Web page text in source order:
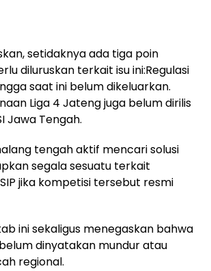
setidaknya ada tiga poin
diluruskan terkait isu ini:Regulasi
saat ini belum dikeluarkan.
Liga 4 Jateng juga belum dirilis
Jawa Tengah.
tengah aktif mencari solusi
segala sesuatu terkait
jika kompetisi tersebut resmi
ini sekaligus menegaskan bahwa
dinyatakan mundur atau
regional.